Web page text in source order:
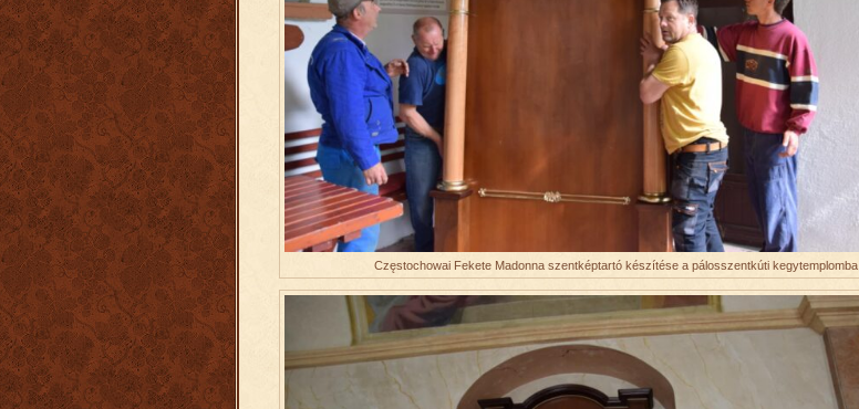
Częstochowai Fekete Madonna szentképtartó készítése a pálosszentkúti kegytemplomba